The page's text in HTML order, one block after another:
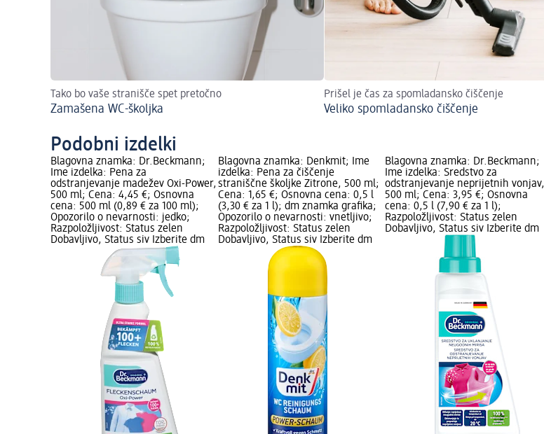
Tako bo vaše stranišče spet pretočno
Zamašena WC-školjka
Prišel je čas za spomladansko čiščenje
Veliko spomladansko čiščenje
Podobni izdelki
Blagovna znamka: Dr.Beckmann;
Ime izdelka: Pena za
odstranjevanje madežev Oxi-Power,
500 ml; Cena: 4,45 €; Osnovna
cena: 500 ml (0,89 € za 100 ml);
Opozorilo o nevarnosti: jedko;
Razpoložljivost: Status zelen
Dobavljivo, Status siv Izberite dm
Blagovna znamka: Denkmit; Ime
izdelka: Pena za čiščenje
straniščne školjke Zitrone, 500 ml;
Cena: 1,65 €; Osnovna cena: 0,5 l
(3,30 € za 1 l); dm znamka grafika;
Opozorilo o nevarnosti: vnetljivo;
Razpoložljivost: Status zelen
Dobavljivo, Status siv Izberite dm
Blagovna znamka: Dr.Beckmann;
Ime izdelka: Sredstvo za
odstranjevanje neprijetnih vonjav,
500 ml; Cena: 3,95 €; Osnovna
cena: 0,5 l (7,90 € za 1 l);
Razpoložljivost: Status zelen
Dobavljivo, Status siv Izberite dm